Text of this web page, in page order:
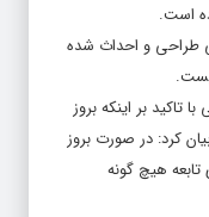
است.
طراحی و احداث شده
بر اینکه بروز
کرد: در صورت بروز
هیچ گونه